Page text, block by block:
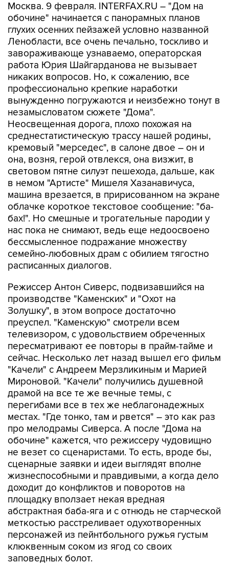
Москва. 9 февраля. INTERFAX.RU – "Дом на
обочине" начинается с панорамных планов
глухих осенних пейзажей условно названной
Ленобласти, все очень печально, тоскливо и
завораживающе узнаваемо, операторская
работа Юрия Шайгарданова не вызывает
никаких вопросов. Но, к сожалению, все
профессионально крепкие наработки
вынужденно погружаются и неизбежно тонут в
незамысловатом сюжете "Дома".
Неосвещенная дорога, плохо похожая на
среднестатистическую трассу нашей родины,
кремовый "мерседес", в салоне двое – он и
она, возня, герой отвлекся, она визжит, в
световом пятне силуэт пешехода, дальше, как
в немом "Артисте" Мишеля Хазанавичуса,
машина врезается, в пририсованном на экране
облачке короткое текстовое сообщение: "ба-
бах!". Но смешные и трогательные пародии у
нас пока не снимают, ведь еще недоосвоено
бессмысленное подражание множеству
семейно-любовных драм с обилием тягостно
расписанных диалогов.
Режиссер Антон Сиверс, подвизавшийся на
производстве "Каменских" и "Охот на
Золушку", в этом вопросе достаточно
преуспел. "Каменскую" смотрели всем
телевизором, с удовольствием обреченных
пересматривают ее повторы в прайм-тайме и
сейчас. Несколько лет назад вышел его фильм
"Качели" с Андреем Мерзликиным и Марией
Мироновой. "Качели" получились душевной
драмой на все те же вечные темы, с
перегибами все в тех же неблагонадежных
местах. "Где тонко, там и рвется" – это как раз
про мелодрамы Сиверса. А после "Дома на
обочине" кажется, что режиссеру чудовищно
не везет со сценаристами. То есть, вроде бы,
сценарные заявки и идеи выглядят вполне
жизнеспособными и правдивыми, а когда дело
доходит до конфликтов и поворотов на
площадку вползает некая вредная
абстрактная баба-яга и с отнюдь не старческой
меткостью расстреливает одухотворенных
персонажей из пейнтбольного ружья густым
клюквенным соком из ягод со своих
заповедных болот.